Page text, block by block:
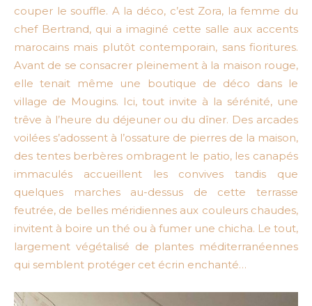
couper le souffle. A la déco, c’est Zora, la femme du
chef Bertrand, qui a imaginé cette salle aux accents
marocains mais plutôt contemporain, sans fioritures.
Avant de se consacrer pleinement à la maison rouge,
elle tenait même une boutique de déco dans le
village de Mougins. Ici, tout invite à la sérénité, une
trêve à l’heure du déjeuner ou du dîner. Des arcades
voilées s’adossent à l’ossature de pierres de la maison,
des tentes berbères ombragent le patio, les canapés
immaculés accueillent les convives tandis que
quelques marches au-dessus de cette terrasse
feutrée, de belles méridiennes aux couleurs chaudes,
invitent à boire un thé ou à fumer une chicha. Le tout,
largement végétalisé de plantes méditerranéennes
qui semblent protéger cet écrin enchanté…